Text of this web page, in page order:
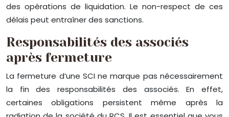
des opérations de liquidation. Le non-respect de ces
délais peut entraîner des sanctions.
Responsabilités des associés
après fermeture
La fermeture d’une SCI ne marque pas nécessairement
la fin des responsabilités des associés. En effet,
certaines obligations persistent même après la